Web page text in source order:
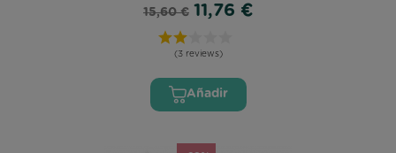
15,60 € 11,76 €
(3 reviews)
Añadir